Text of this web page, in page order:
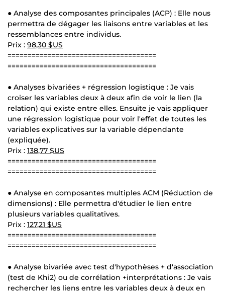
● Analyse des composantes principales (ACP) : Elle nous
permettra de dégager les liaisons entre variables et les
ressemblances entre individus.
Prix : 98,30 $US
=====================================
=====================================
● Analyses bivariées + régression logistique : Je vais
croiser les variables deux à deux afin de voir le lien (la
relation) qui existe entre elles. Ensuite je vais appliquer
une régression logistique pour voir l'effet de toutes les
variables explicatives sur la variable dépendante
(expliquée).
Prix : 138,77 $US
=====================================
=====================================
● Analyse en composantes multiples ACM (Réduction de
dimensions) : Elle permettra d'étudier le lien entre
plusieurs variables qualitatives.
Prix : 127,21 $US
=====================================
=====================================
● Analyse bivariée avec test d'hypothèses + d'association
(test de Khi2) ou de corrélation +interprétations : Je vais
rechercher les liens entre les variables deux à deux en